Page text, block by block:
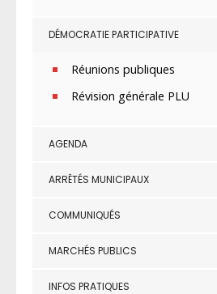
DÉMOCRATIE PARTICIPATIVE
Réunions publiques
Révision générale PLU
AGENDA
ARRÊTÉS MUNICIPAUX
COMMUNIQUÉS
MARCHÉS PUBLICS
INFOS PRATIQUES